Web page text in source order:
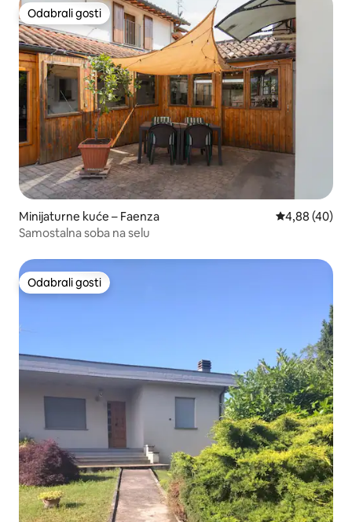
Odabrali gosti
Odabrali gosti
Minijaturne kuće – Faenza Prosječna
4,88 (40)
Samostalna soba na selu
Odabrali gosti
Odabrali gosti